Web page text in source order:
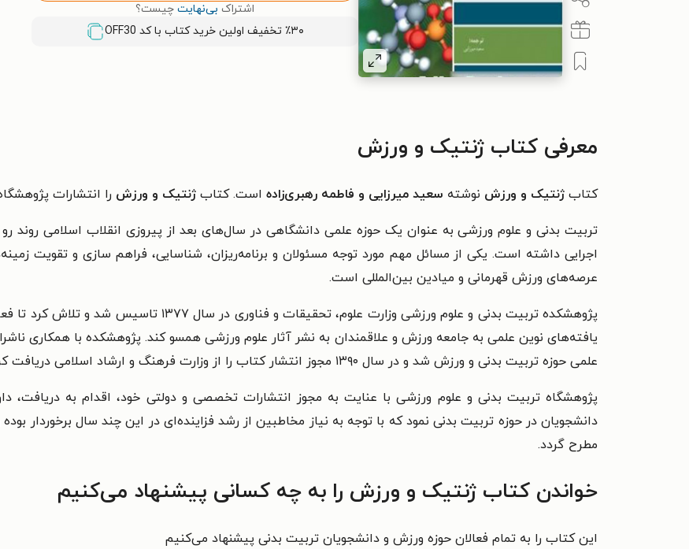
اشتراک بی‌نهایت چیست؟
٪۳۰ تخفیف اولین خرید کتاب با کد
OFF30
معرفی کتاب ژنتیک و ورزش
کتاب ژنتیک و ورزش نوشته سعید میرزایی و فاطمه رهبری‌زاده است. کتاب ژنتیک و ورزش را انتشارات
تربیت بدنی و علوم ورزشی به عنوان یک حوزه علمی دانشگاهی در سال‌های بعد از پیروزی انقلاب اسلامی روند
اجرایی داشته است. یکی از مسائل مهم مورد توجه مسئولان و برنامه‌ریزان، شناسایی، فراهم سازی و تقویت
عرصه‌های ورزش قهرمانی و میادین بین‌المللی است.
پژوهشکده تربیت بدنی و علوم ورزشی وزارت علوم،
علمی حوزه تربیت بدنی و ورزش شد و در سال ۱۳۹۰ مجوز انتشار کتاب را از وزارت فرهنگ و ارشاد اسلامی دریافت کرد.
پژوهشگاه تربیت بدنی و علوم ورزشی با عنایت به مجوز انتشارات تخصصی و دولتی خود، اقدام به دریافت،
دانشجویان در حوزه تربیت بدنی نمود که با توجه به نیاز مخاطبین از رشد فزاینده‌ای در این چند سال برخوردار
مطرح گردد.
خواندن کتاب ژنتیک و ورزش را به چه کسانی پیشنهاد می‌کنیم
این کتاب را به تمام فعالان حوزه ورزش و دانشجویان تربیت بدنی پیشنهاد می‌کنیم